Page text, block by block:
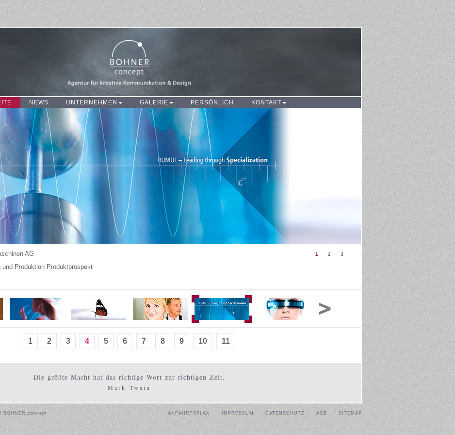
NEWS UNTERNEHMEN GALERIE PERSÖNLICH KONTAKT
1 2 3
AG
und Produktion Produktprospekt
1 2 3 4 5 6 7 8 9 10 11
Die größte Macht hat das richtige Wort zur richtigen Zeit.
Mark Twain
BOHNER.concept ANFAHRTSPLAN IMPRESSUM DATENSCHUTZ AGB SITEMAP